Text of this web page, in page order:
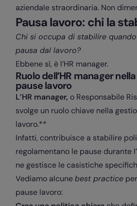
aziendale straordinaria. Non
Pausa lavoro: chi la
Chi si occupa di stabilire
pausa dal lavoro?
Ebbene sì, è l’HR manager.
Ruolo dell’HR manager
pause lavoro
L’HR manager, o Responsabile
svolge un ruolo chiave nella
lavoro.**
Infatti, contribuisce a stabilire
regolamentano le pause durante
ne gestisce le casistiche
Vediamo alcunebest practice
pause lavoro: